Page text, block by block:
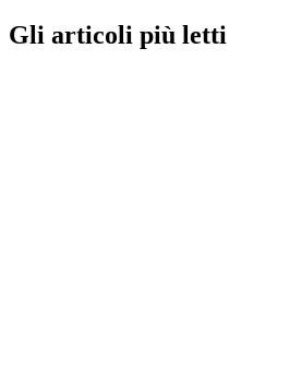
Gli articoli più letti